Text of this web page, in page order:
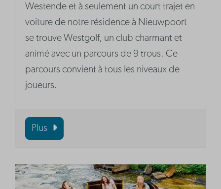
Westende et à seulement un court trajet en
voiture de notre résidence à Nieuwpoort
se trouve Westgolf, un club charmant et
animé avec un parcours de 9 trous. Ce
parcours convient à tous les niveaux de
joueurs.
Plus